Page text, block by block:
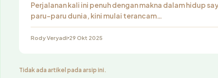
Perjalanan kali ini penuh dengan makna dalam hidup
paru-paru dunia, kini mulai terancam…
Rody Veryadi 29 Okt 2025
Tidak ada artikel pada arsip ini.